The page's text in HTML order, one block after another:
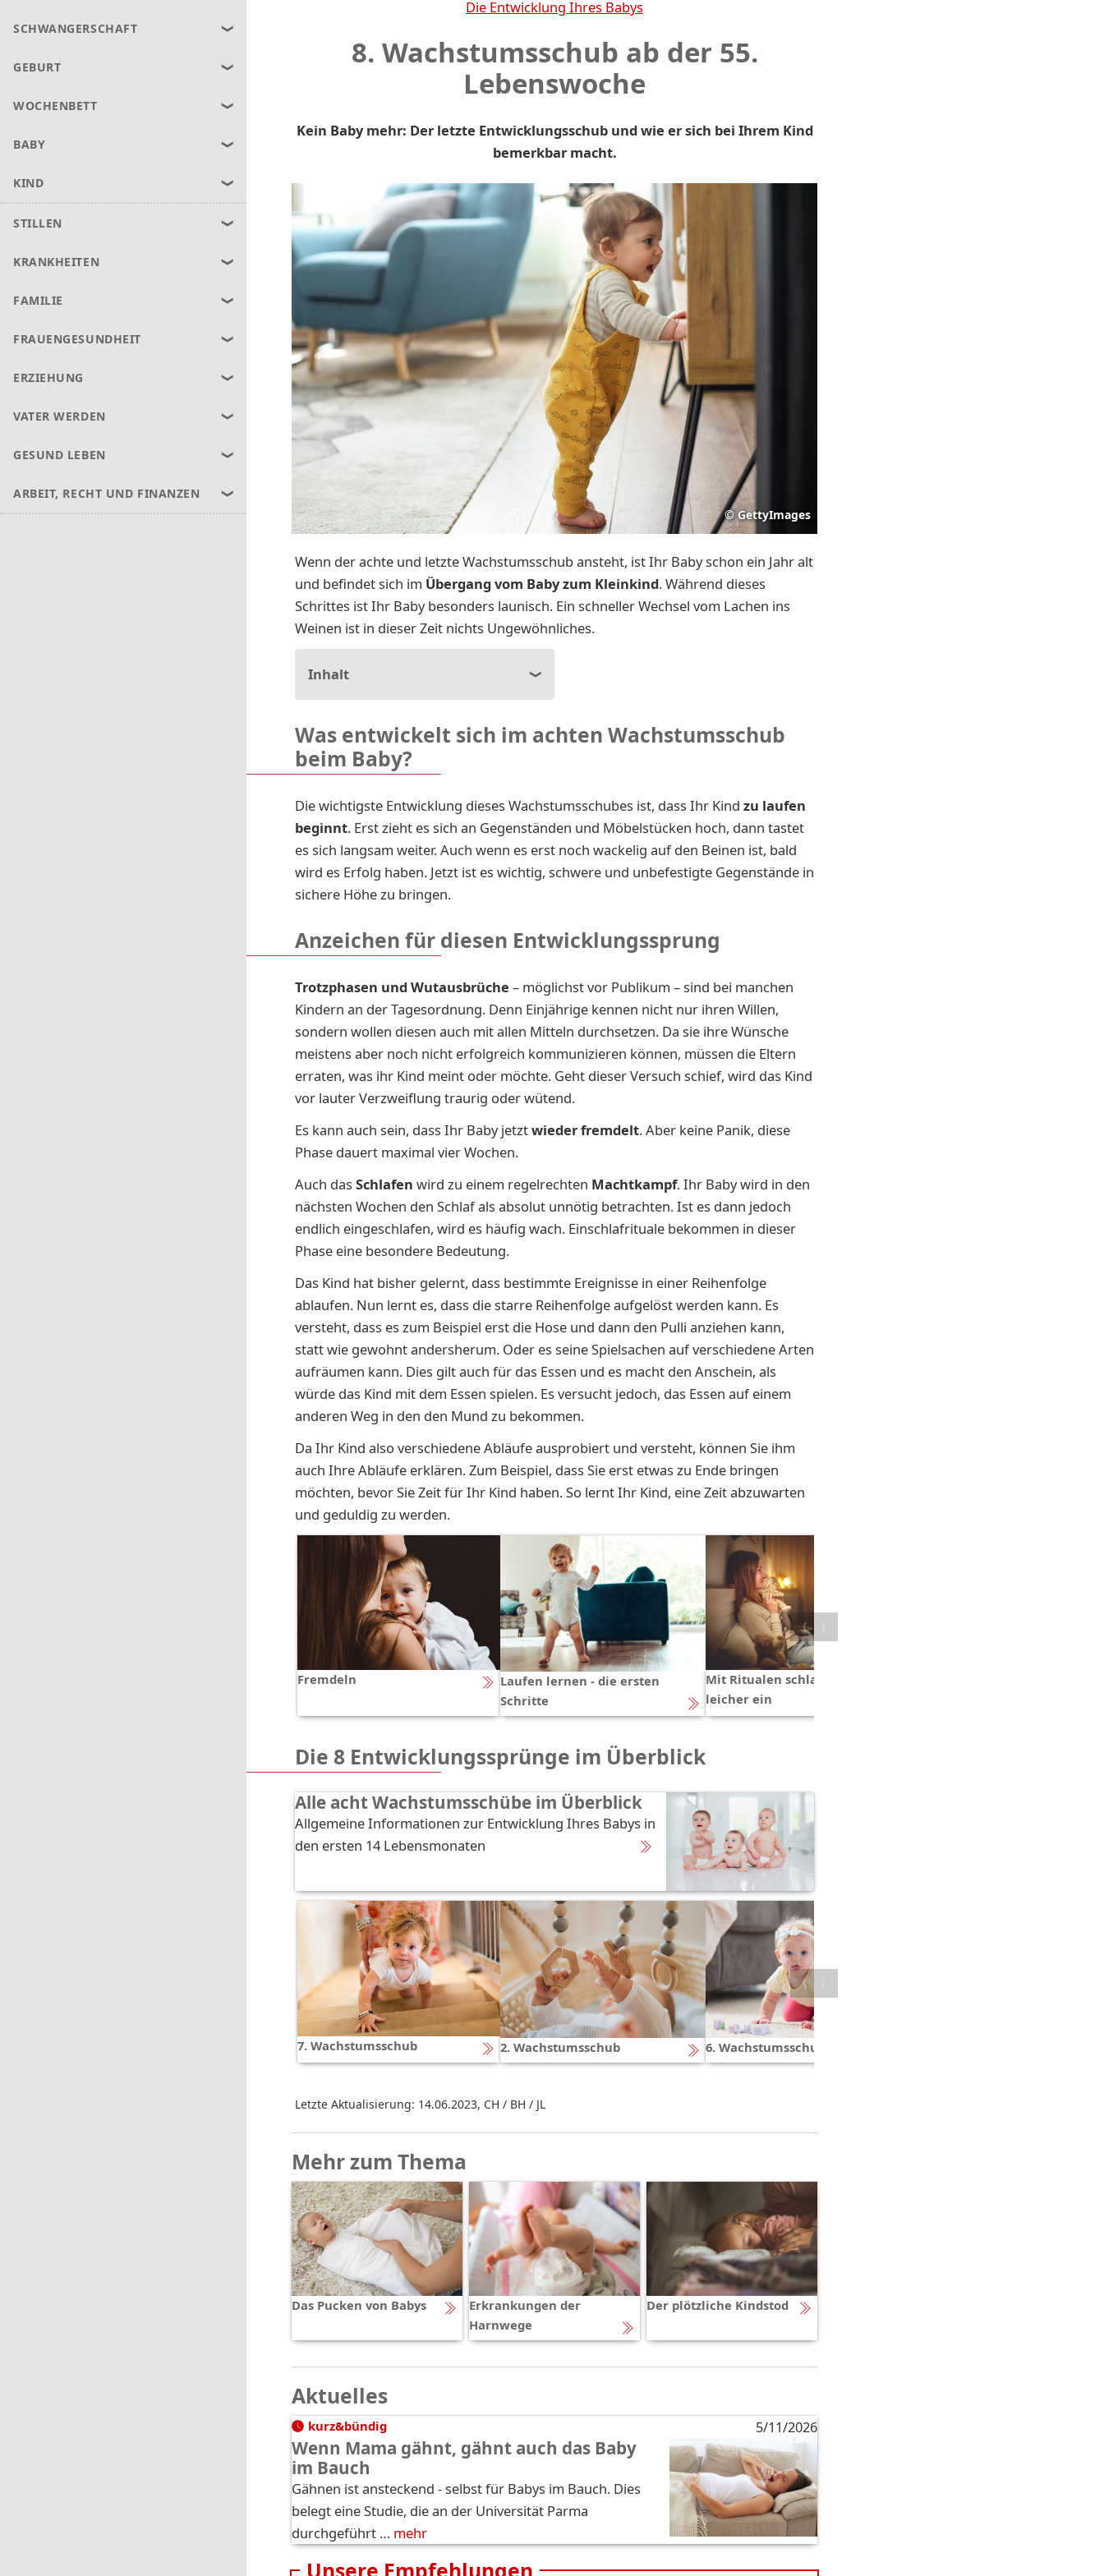
SCHWANGERSCHAFT
GEBURT
WOCHENBETT
BABY
KIND
STILLEN
KRANKHEITEN
FAMILIE
FRAUENGESUNDHEIT
ERZIEHUNG
VATER WERDEN
GESUND LEBEN
ARBEIT, RECHT UND FINANZEN
Die Entwicklung Ihres Babys
8. Wachstumsschub ab der 55.
Lebenswoche
Kein Baby mehr: Der letzte Entwicklungsschub und wie er sich bei Ihrem Kind
bemerkbar macht.
© GettyImages
Wenn der achte und letzte Wachstumsschub ansteht, ist Ihr Baby schon ein Jahr alt
und befindet sich im Übergang vom Baby zum Kleinkind. Während dieses
Schrittes ist Ihr Baby besonders launisch. Ein schneller Wechsel vom Lachen ins
Weinen ist in dieser Zeit nichts Ungewöhnliches.
Inhalt
Was entwickelt sich im achten Wachstumsschub
beim Baby?
Die wichtigste Entwicklung dieses Wachstumsschubes ist, dass Ihr Kind zu laufen
beginnt. Erst zieht es sich an Gegenständen und Möbelstücken hoch, dann tastet
es sich langsam weiter. Auch wenn es erst noch wackelig auf den Beinen ist, bald
wird es Erfolg haben. Jetzt ist es wichtig, schwere und unbefestigte Gegenstände in
sichere Höhe zu bringen.
Anzeichen für diesen Entwicklungssprung
Trotzphasen und Wutausbrüche – möglichst vor Publikum – sind bei manchen
Kindern an der Tagesordnung. Denn Einjährige kennen nicht nur ihren Willen,
sondern wollen diesen auch mit allen Mitteln durchsetzen. Da sie ihre Wünsche
meistens aber noch nicht erfolgreich kommunizieren können, müssen die Eltern
erraten, was ihr Kind meint oder möchte. Geht dieser Versuch schief, wird das Kind
vor lauter Verzweiflung traurig oder wütend.
Es kann auch sein, dass Ihr Baby jetztwieder fremdelt. Aber keine Panik, diese
Phase dauert maximal vier Wochen.
Auch das Schlafen wird zu einem regelrechten Machtkampf. Ihr Baby wird in den
nächsten Wochen den Schlaf als absolut unnötig betrachten. Ist es dann jedoch
endlich eingeschlafen, wird es häufig wach. Einschlafrituale bekommen in dieser
Phase eine besondere Bedeutung.
Das Kind hat bisher gelernt, dass bestimmte Ereignisse in einer Reihenfolge
ablaufen. Nun lernt es, dass die starre Reihenfolge aufgelöst werden kann. Es
versteht, dass es zum Beispiel erst die Hose und dann den Pulli anziehen kann,
statt wie gewohnt andersherum. Oder es seine Spielsachen auf verschiedene Arten
aufräumen kann. Dies gilt auch für das Essen und es macht den Anschein, als
würde das Kind mit dem Essen spielen. Es versucht jedoch, das Essen auf einem
anderen Weg in den den Mund zu bekommen.
Da Ihr Kind also verschiedene Abläufe ausprobiert und versteht, können Sie ihm
auch Ihre Abläufe erklären. Zum Beispiel, dass Sie erst etwas zu Ende bringen
möchten, bevor Sie Zeit für Ihr Kind haben. So lernt Ihr Kind, eine Zeit abzuwarten
und geduldig zu werden.
Fremdeln
Laufen lernen - die ersten
Schritte
Mit Ritualen schlafen Babys
leicher ein
〈 〉
Die 8 Entwicklungssprünge im Überblick
Alle acht Wachstumsschübe im Überblick
Allgemeine Informationen zur Entwicklung Ihres Babys in
den ersten 14 Lebensmonaten
7. Wachstumsschub 2. Wachstumsschub 6. Wachstumsschub
〈 〉
Letzte Aktualisierung: 14.06.2023, CH / BH / JL
Mehr zum Thema
Das Pucken von Babys
Erkrankungen der
Harnwege
Der plötzliche Kindstod
Aktuelles
kurz&bündig 5/11/2026
Wenn Mama gähnt, gähnt auch das Baby
im Bauch
Gähnen ist ansteckend - selbst für Babys im Bauch. Dies
belegt eine Studie, die an der Universität Parma
durchgeführt … mehr
Unsere Empfehlungen